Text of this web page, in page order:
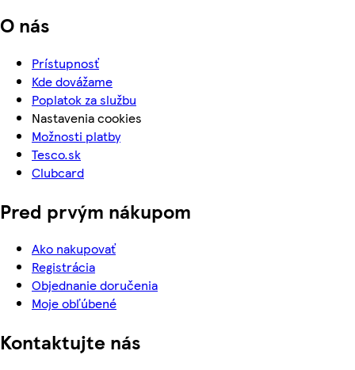
O nás
Prístupnosť
Kde dovážame
Poplatok za službu
Nastavenia cookies
Možnosti platby
Tesco.sk
Clubcard
Pred prvým nákupom
Ako nakupovať
Registrácia
Objednanie doručenia
Moje obľúbené
Kontaktujte nás